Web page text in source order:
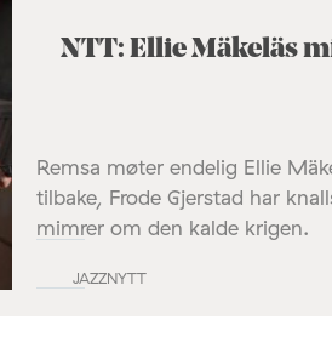
NTT: Ellie Mäkeläs
Remsa møter endelig Ellie
tilbake, Frode Gjerstad har
mimrer om den kalde krigen.
JAZZNYTT